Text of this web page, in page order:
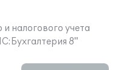
налогового учета
8"